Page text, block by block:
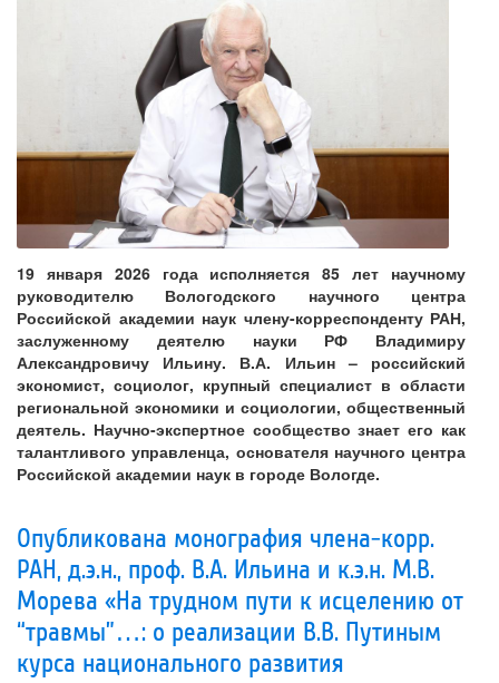
19 января 2026 года исполняется 85 лет научному
руководителю Вологодского научного центра
Российской академии наук члену-корреспонденту РАН,
заслуженному деятелю науки РФ Владимиру
Александровичу Ильину. В.А. Ильин – российский
экономист, социолог, крупный специалист в области
региональной экономики и социологии, общественный
деятель. Научно-экспертное сообщество знает его как
талантливого управленца, основателя научного центра
Российской академии наук в городе Вологде.
Опубликована монография члена-корр.
РАН, д.э.н., проф. В.А. Ильина и к.э.н. М.В.
Морева «На трудном пути к исцелению от
“травмы”…: о реализации В.В. Путиным
курса национального развития